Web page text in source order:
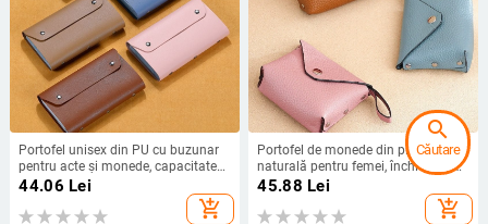
Portofel unisex din PU cu buzunar
pentru acte și monede, capacitate
mare, model solid, stil urban
44.06 Lei
add_shopping_cart
Portofel de monede din piele
naturală pentru femei, închidere cu
nasture, culoare uni, pentru carduri,
minimalist
45.88 Lei
add_shopping_cart
search
Căutare